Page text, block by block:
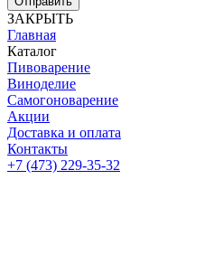
ЗАКРЫТЬ
Главная
Каталог
Пивоварение
Виноделие
Самогоноварение
Акции
Доставка и оплата
Контакты
+7 (473) 229-35-32